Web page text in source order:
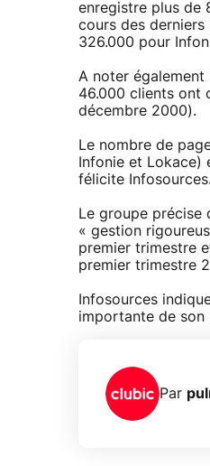
enregistre plus de
cours des
326.000 pour
A noter
46.000 clients ont
décembre 2000).
Le nombre de
Infonie et Lokace)
félicite Infosources.
Le groupe précise
« gestion
premier trimestre
premier trimestre
Infosources
importante de
Par